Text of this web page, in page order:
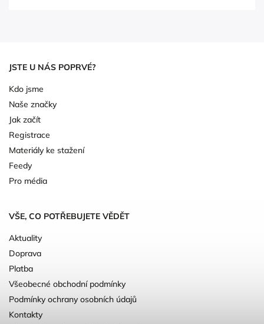
JSTE U NÁS POPRVÉ?
Kdo jsme
Naše značky
Jak začít
Registrace
Materiály ke stažení
Feedy
Pro média
VŠE, CO POTŘEBUJETE VĚDĚT
Aktuality
Doprava
Platba
Všeobecné obchodní podmínky
Podmínky ochrany osobních údajů
Kontakty